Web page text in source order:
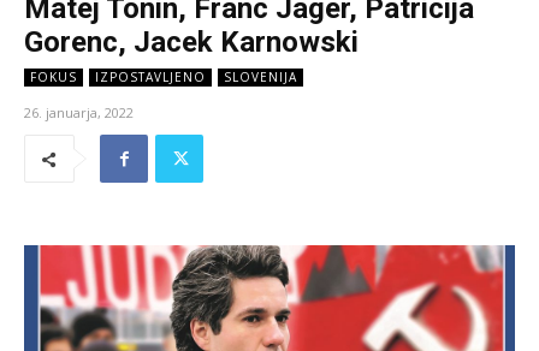
Matej Tonin, Franc Jager, Patricija
Gorenc, Jacek Karnowski
FOKUS IZPOSTAVLJENO SLOVENIJA
26. januarja, 2022